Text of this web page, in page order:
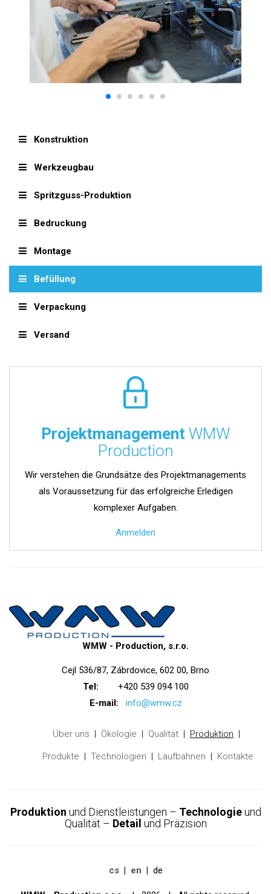
Konstruktion
Werkzeugbau
Spritzguss-Produktion
Bedruckung
Montage
Befüllung
Verpackung
Versand
Projektmanagement WMW
Production
Wir verstehen die Grundsätze des Projektmanagements
als Voraussetzung für das erfolgreiche Erledigen
komplexer Aufgaben.
Anmelden
WMW - Production, s.r.o.
Cejl 536/87, Zábrdovice, 602 00, Brno
Tel: +420 539 094 100
E-mail:
info@wmw.cz
Über uns Ökologie Qualität Produktion
Produkte Technologien Laufbahnen Kontakte
Produktion und Dienstleistungen – Technologieund
Qualität – Detail und Präzision
cs en de